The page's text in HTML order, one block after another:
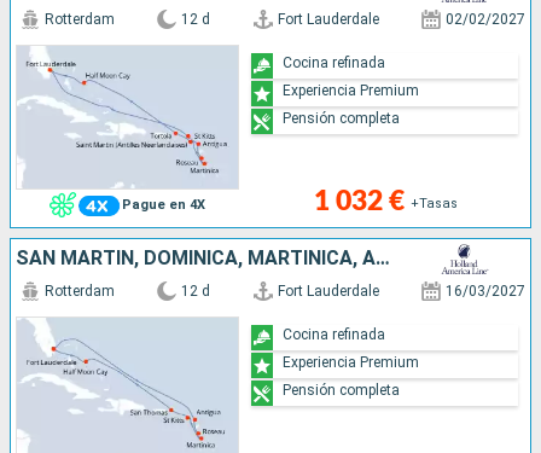
Pague en 4X
Rotterdam 12 d Fort Lauderdale 02/02/2027
1 032 € +Tasas
Cocina refinada
Experiencia Premium
Pensión completa
SAN MARTÍN, DOMINICA, MARTINICA, ANTIGUA Y BARBUDA, SANTO TOMÁS, BAHAMAS, ESTADOS UNIDOS
Rotterdam 12 d Fort Lauderdale 16/03/2027
Cocina refinada
Experiencia Premium
Pensión completa